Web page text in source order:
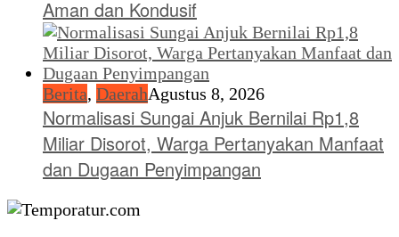
Aman dan Kondusif
Berita, DaerahAgustus 8, 2026
Normalisasi Sungai Anjuk Bernilai Rp1,8
Miliar Disorot, Warga Pertanyakan Manfaat
dan Dugaan Penyimpangan